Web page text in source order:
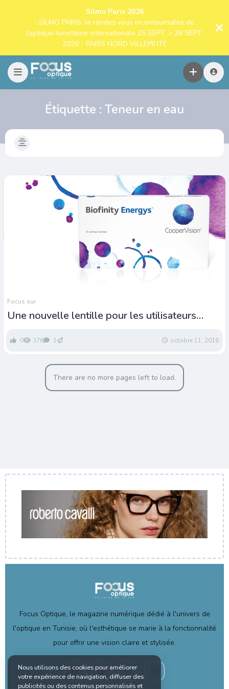
Silmo Paris 2026
: SILMO PARIS, le rendez-vous incontournable de
l’optique-lunetterie internationale 25 SEPT. > 28 SEPT.
2026 - PARIS NORD VILLEPINTE
Étiquette : Teneur en eau
Focus sur
Une nouvelle lentille pour les utilisateurs
0 376 1 octobre 11, 2016
There are no more pages left to load.
Focus Optique, le magazine numérique dédié à l'univers de
l'optique en Tunisie, où l'esthétique se marie à la fonctionnalité
pour offrir une vision claire et stylisée.
Nous utilisons des cookies pour améliorer
votre expérience de navigation, diffuser des
publicités ou des contenus personnalisés et